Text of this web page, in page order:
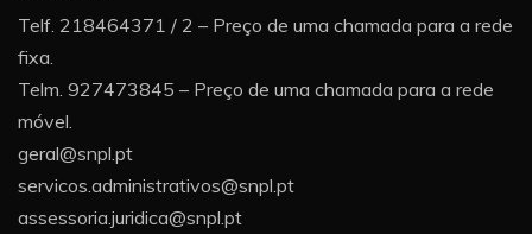
Telf. 218464371 / 2 – Preço de uma chamada para a rede
fixa.
Telm. 927473845 – Preço de uma chamada para a rede
móvel.
geral@snpl.pt
servicos.administrativos@snpl.pt
assessoria.juridica@snpl.pt